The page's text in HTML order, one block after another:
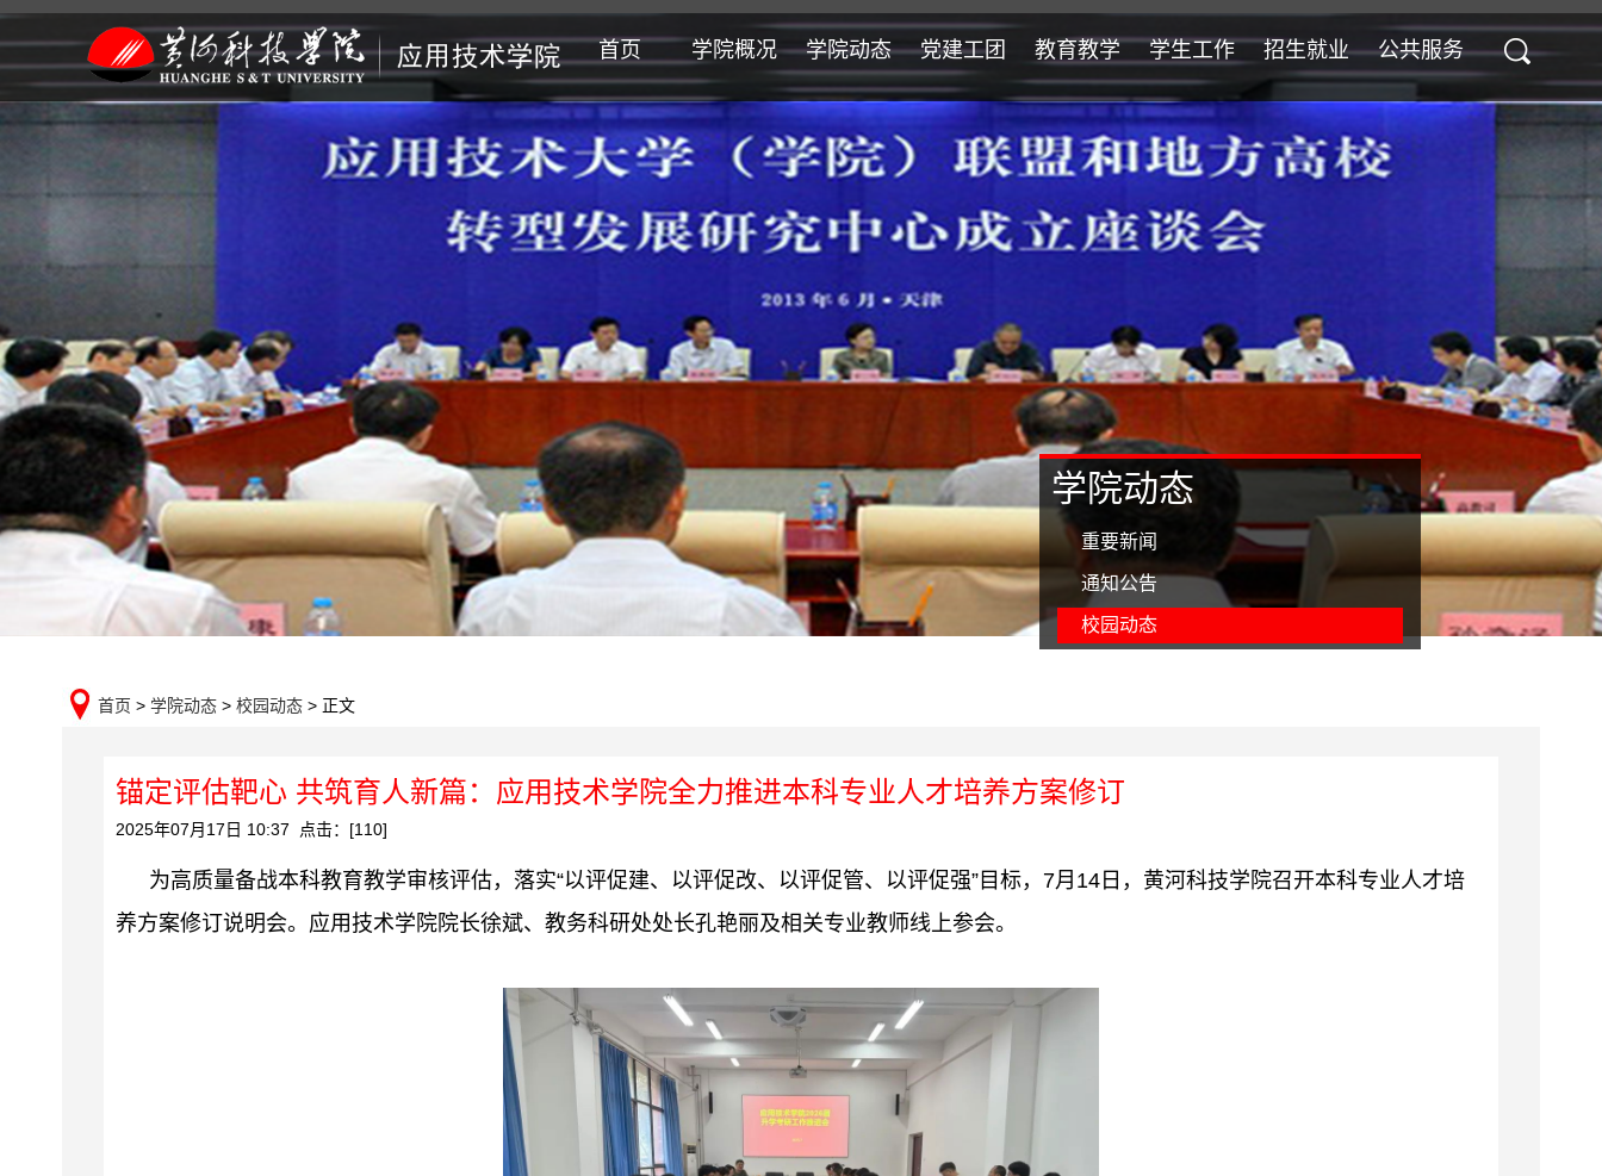
首页 学院概况 学院动态 党建工团 教育教学 学生工作 招生就业 公共服务
学院动态
重要新闻
通知公告
校园动态
首页 > 学院动态 > 校园动态 > 正文
锚定评估靶心 共筑育人新篇：应用技术学院全力推进本科专业人才培养方案修订
2025年07月17日 10:37 点击：[110]
为高质量备战本科教育教学审核评估，落实“以评促建、以评促改、以评促管、以评促强”目标，7月14日，黄河科技学院召开本科专业人才培
养方案修订说明会。应用技术学院院长徐斌、教务科研处处长孔艳丽及相关专业教师线上参会。